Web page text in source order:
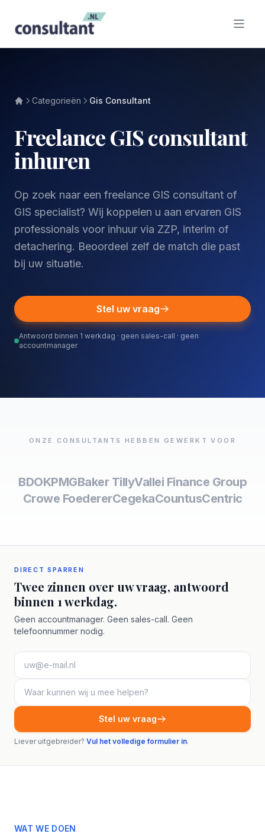
Categorieën Gis Consultant
Freelance GIS consultant
inhuren
Op zoek naar een freelance GIS consultant of
GIS specialist? Wij koppelen u aan ervaren GIS
professionals voor inhuur via ZZP, interim of
detachering. Beoordeel zelf de match die past
bij uw situatie.
Stel uw vraag
Antwoord binnen 1 werkdag · geen sales-call · geen
accountmanager
ONZE CONSULTANTS HEBBEN GEWERKT VOOR
BDOKPMGBaker TillyVallei Finance Group
Crowe FoedererCegekaCountusCentric
DIRECT SPARREN
Twee zinnen over uw vraag, antwoord
binnen 1 werkdag.
Geen accountmanager. Geen sales-call. Geen
telefoonnummer nodig.
Stel uw vraag
Liever uitgebreider? Vul het volledige formulier in.
WAT WE DOEN